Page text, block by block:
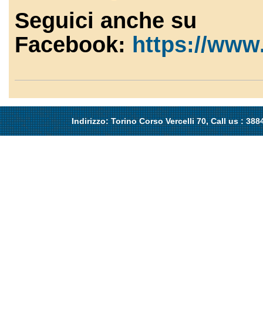
Seguici anche su
Facebook: https://
Indirizzo: Torino Corso Vercelli 70, Call us :